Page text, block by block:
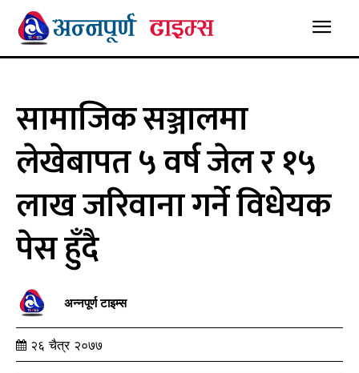
सामाजिक सञ्जालमा
लेखेबापत ५ वर्ष जेल र १५
लाख जरिवाना गर्ने विधेयक
पेस हुँदै
अन्नपूर्ण टाइम्स
२६ चैत्र २०७७